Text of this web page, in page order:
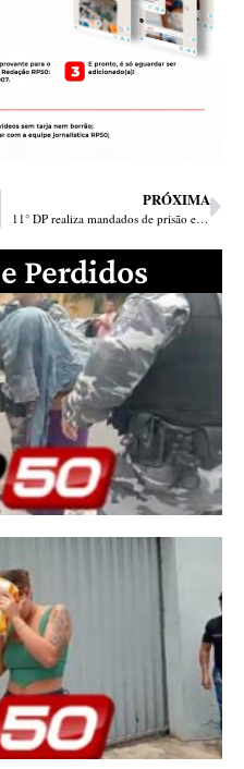
PRÓXIMA
11° DP realiza mandados de prisão em Teresina
Perdidos